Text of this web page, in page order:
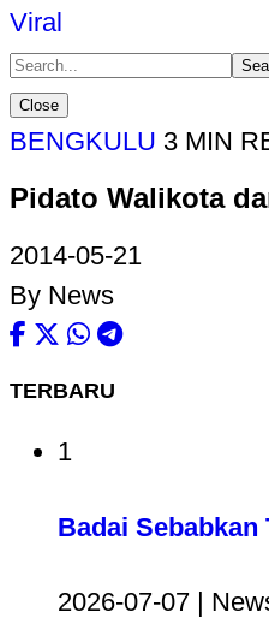
Viral
Close
BENGKULU 3 MIN
Pidato Walikota
2014-05-21
By News
TERBARU
1
Badai
2026-07-07 |